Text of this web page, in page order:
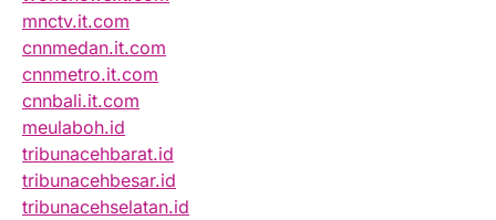
mnctv.it.com
cnnmedan.it.com
cnnmetro.it.com
cnnbali.it.com
meulaboh.id
tribunacehbarat.id
tribunacehbesar.id
tribunacehselatan.id